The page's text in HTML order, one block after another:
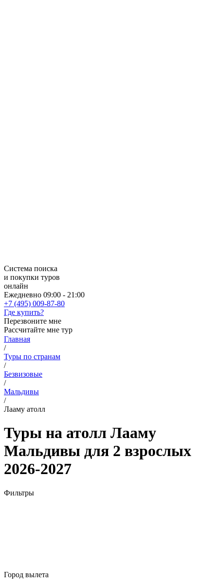
Система поиска
и покупки туров
онлайн
Ежедневно 09:00 - 21:00
+7 (495) 009-87-80
Где купить?
Перезвоните мне
Рассчитайте мне тур
Главная
/
Туры по странам
/
Безвизовые
/
Мальдивы
/
Лааму атолл
Туры на атолл Лааму
Мальдивы для 2 взрослых
2026-2027
Фильтры
Город вылета